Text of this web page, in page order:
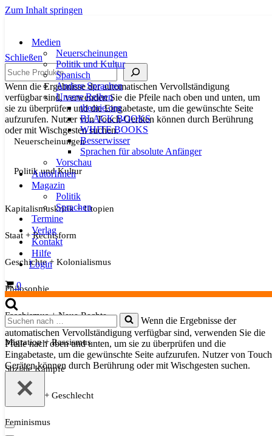
Zum Inhalt springen
Medien
Neuerscheinungen
Politik und Kultur
Spanisch
Andere Sprachen
Unsere Reihen
theorie.org
BLACK BOOKS
WHITE BOOKS
Besserwisser
Sprachen für absolute Anfänger
Vorschau
AutorInnen
Magazin
Politik
Sprachen
Termine
Verlag
Kontakt
Hilfe
Login
Warenkorb
0
Suchen
nach …
Wenn die Ergebnisse der
automatischen Vervollständigung verfügbar sind, verwenden Sie die
Pfeile nach oben und unten, um sie zu überprüfen und die
Eingabetaste, um die gewünschte Seite aufzurufen. Nutzer von
Geräten können durch Berührung oder mit Wischgesten suchen.
Navigationsmenü
Schließen
Suche
Wenn die Ergebnisse der automatischen Vervollständigung
verfügbar sind, verwenden Sie die Pfeile nach oben und unten, um
sie zu überprüfen und die Eingabetaste, um die gewünschte Seite
aufzurufen. Nutzer von Touch-Geräten können durch Berührung
oder mit Wischgesten suchen.
Neuerscheinungen
Politik und Kultur
Kapitalismuskritik + Utopien
Staat + Rechtsform
Geschichte + Kolonialismus
Philosophie
Faschismus + Neue Rechte
Migration + Rassismus
Soziale Kämpfe
Sexualität + Geschlecht
Feminismus